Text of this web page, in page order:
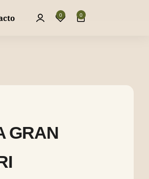
La mejor piparra dulce y fresca, directa a
0 0
GRAN